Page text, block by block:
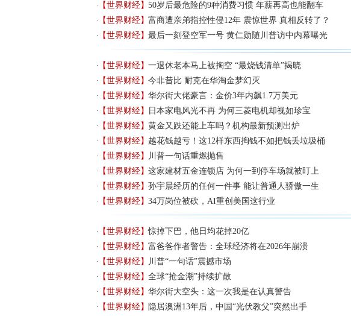
【世界财经】50岁后最危险的9种消费习惯 年薪再高也能翻车
【世界财经】富商遭亲弟指控性侵12年 震惊世界 真相反转了？
【世界财经】最后一刻登空军一号 黄仁勋随川普访中内幕曝光
【世界财经】一退休老本马上被掏空 “最烧钱清单”揭晓
【世界财经】今非昔比 耐克在华淘金梦幻灭
【世界财经】华尔街大佬豪言：金价3年内飙1.7万美元
【世界财经】
日本家电风光不再 为何三菱电机却视如珍宝
【世界财经】黄金又跌还能上车吗？机构最新预测出炉
【世界财经】越花钱越亏！这12样东西掏钱不如把钱丢垃圾桶
【世界财经】 川普一句话重燃抛售
【世界财经】这家建材五金连锁店 为何一到停车场就被盯上
【世界财经】孙宇晨经历的任何一件事 能让普通人骄傲一生
【世界财经】34万岗位被砍，AI重创美国这行业
【世界财经】惊掉下巴，他日均花掉20亿
【世界财经】富爸爸作者警告：全球经济将在2026年崩溃
【世界财经】 川普“一句话”震撼市场
【世界财经】全球“抢金潮”持续扩散
【世界财经】华尔街大空头：这一次我是在认真警告
【世界财经】 隐居澳洲13年后，中国“光伏教父”突然出手